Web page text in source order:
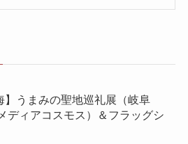
】うまみの聖地巡礼展（岐阜
ディアコスモス）＆フラッグシ